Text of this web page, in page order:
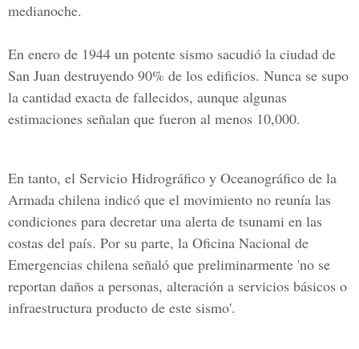
medianoche.
En enero de 1944 un potente sismo sacudió la ciudad de
San Juan destruyendo 90% de los edificios. Nunca se supo
la cantidad exacta de fallecidos, aunque algunas
estimaciones señalan que fueron al menos 10,000.
En tanto, el Servicio Hidrográfico y Oceanográfico de la
Armada chilena indicó que el movimiento no reunía las
condiciones para decretar una alerta de tsunami en las
costas del país. Por su parte, la Oficina Nacional de
Emergencias chilena señaló que preliminarmente 'no se
reportan daños a personas, alteración a servicios básicos o
infraestructura producto de este sismo'.